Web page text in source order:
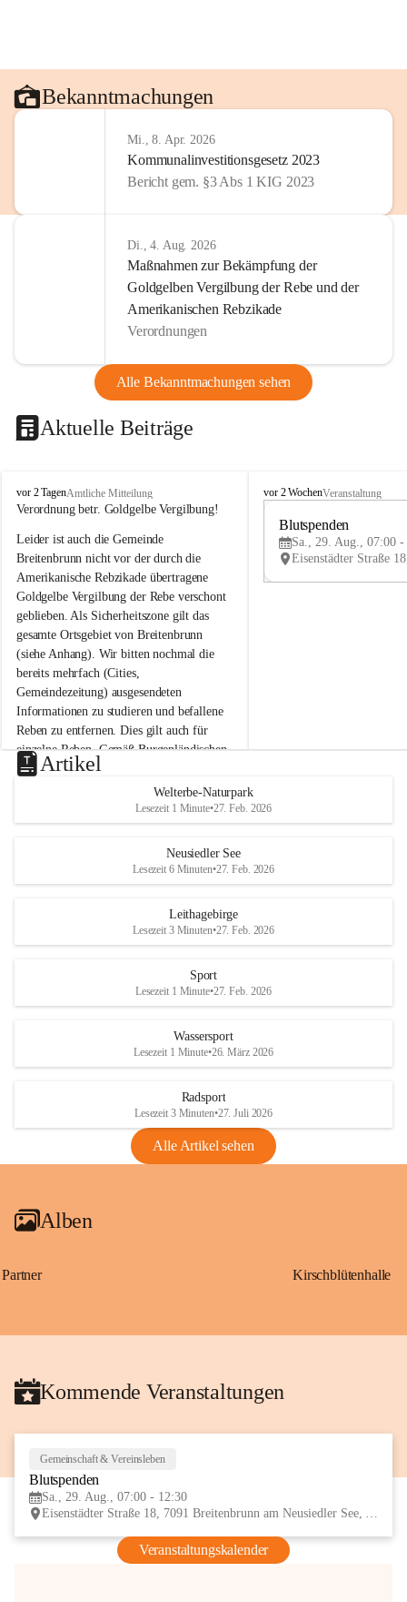
Bekanntmachungen
Mi., 8. Apr. 2026
Kommunalinvestitionsgesetz 2023
Bericht gem. §3 Abs 1 KIG 2023
Di., 4. Aug. 2026
Maßnahmen zur Bekämpfung der
Goldgelben Vergilbung der Rebe und der
Amerikanischen Rebzikade
Verordnungen
Alle Bekanntmachungen sehen
Aktuelle Beiträge
B
r
i
t
e
n
b
r
u
n
n
a
m
N
e
u
s
d
S
vor 2 TagenAmtliche Mitteilung
Verordnung betr. Goldgelbe Vergilbung!
Leider ist auch die Gemeinde
Breitenbrunn nicht vor der durch die
Amerikanische Rebzikade übertragene
Goldgelbe Vergilbung der Rebe verschont
geblieben. Als Sicherheitszone gilt das
gesamte Ortsgebiet von Breitenbrunn
(siehe Anhang). Wir bitten nochmal die
bereits mehrfach (Cities,
Gemeindezeitung) ausgesendeten
Informationen zu studieren und befallene
Reben zu entfernen. Dies gilt auch für
einzelne Reben. Gemäß Burgenländischen
Weinbaugesetz sind nicht gepflegte oder
unzulässige Weingärten zu roden! Bitte
helfen wir zusammen um unsere Winzer
vor den prognostizierten Ernteausfällen
und den daraus folgenden wirtschaftlichen
Maßnahmen zur Bekämpfung
Rebe und der Amerikanischen
Anhang VBl. EU Nr. 18
1 Seite•1,4 MB
VBl. EU Nr. 18_2026
B
e
u
e
d
r
S
vor 2 WochenVeranstaltung
Blutspenden
Sa., 29. Aug., 07:00 -
Artikel
Welterbe-Naturpark
Lesezeit 1 Minute•27. Feb. 2026
Neusiedler See
Lesezeit 6 Minuten•27. Feb. 2026
Leithagebirge
Lesezeit 3 Minuten•27. Feb. 2026
Sport
Lesezeit 1 Minute•27. Feb. 2026
Wassersport
Lesezeit 1 Minute•26. März 2026
Radsport
Lesezeit 3 Minuten•27. Juli 2026
Alle Artikel sehen
Alben
Partner Kirschblütenhalle
Kommende Veranstaltungen
Gemeinschaft & Vereinsleben
Blutspenden
Sa., 29. Aug., 07:00 - 12:30
Eisenstädter Straße 18, 7091 Breitenbrunn am Neusiedler See, AUT
Veranstaltungskalender